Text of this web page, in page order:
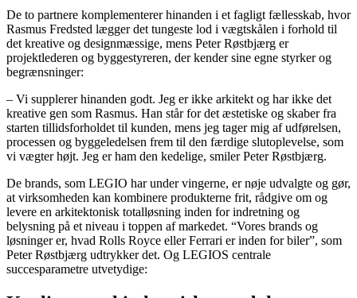
De to partnere komplementerer hinanden i et fagligt fællesskab, hvor
Rasmus Fredsted lægger det tungeste lod i vægtskålen i forhold til
det kreative og designmæssige, mens Peter Røstbjærg er
projektlederen og byggestyreren, der kender sine egne styrker og
begrænsninger:
– Vi supplerer hinanden godt. Jeg er ikke arkitekt og har ikke det
kreative gen som Rasmus. Han står for det æstetiske og skaber fra
starten tillidsforholdet til kunden, mens jeg tager mig af udførelsen,
processen og byggeledelsen frem til den færdige slutoplevelse, som
vi vægter højt. Jeg er ham den kedelige, smiler Peter Røstbjærg.
De brands, som LEGIO har under vingerne, er nøje udvalgte og gør,
at virksomheden kan kombinere produkterne frit, rådgive om og
levere en arkitektonisk totalløsning inden for indretning og
belysning på et niveau i toppen af markedet. “Vores brands og
løsninger er, hvad Rolls Royce eller Ferrari er inden for biler”, som
Peter Røstbjærg udtrykker det. Og LEGIOS centrale
succesparametre utvetydige: